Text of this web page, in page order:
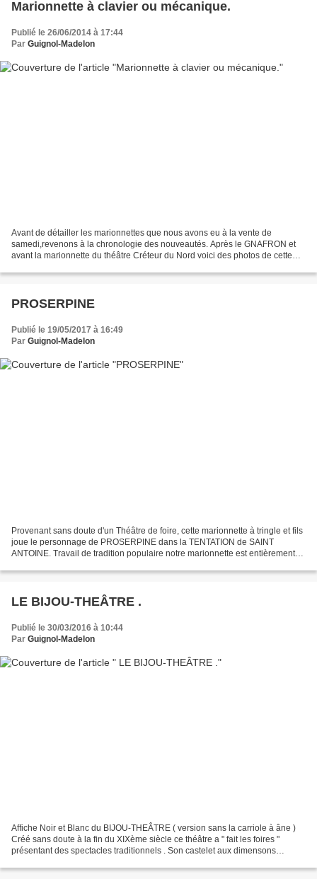
Marionnette à clavier ou mécanique.
Publié le 26/06/2014 à 17:44
Par Guignol-Madelon
Avant de détailler les marionnettes que nous avons eu à la vente de
samedi,revenons à la chronologie des nouveautés. Après le GNAFRON et
avant la marionnette du théâtre Créteur du Nord voici des photos de cette
PROSERPINE
Publié le 19/05/2017 à 16:49
Par Guignol-Madelon
Provenant sans doute d'un Théâtre de foire, cette marionnette à tringle et fils
joue le personnage de PROSERPINE dans la TENTATION de SAINT
ANTOINE. Travail de tradition populaire notre marionnette est entièrement
LE BIJOU-THEÂTRE .
Publié le 30/03/2016 à 10:44
Par Guignol-Madelon
Affiche Noir et Blanc du BIJOU-THEÂTRE ( version sans la carriole à âne )
Créé sans doute à la fin du XIXème siècle ce théâtre a " fait les foires "
présentant des spectacles traditionnels . Son castelet aux dimensons